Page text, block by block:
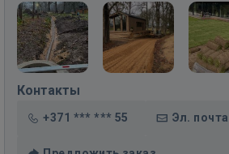
Контакты
+371 *** *** 55 Эл. почта